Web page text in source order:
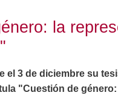
la
el 3 de diciembre su
"Cuestión de